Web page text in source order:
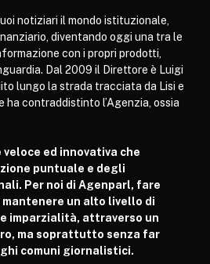
notiziari il mondo istituzionale,
diventando oggi una tra le
con i propri prodotti,
Dal 2009 il Direttore è Luigi
lungo la strada tracciata da Lisi e
ha contraddistinto l’Agenzia, ossia
ed innovativa che
puntuale e degli
Per noi di Agenparl, fare
un alto livello di
imparzialità, attraverso un
ma soprattutto senza far
comuni giornalistici.